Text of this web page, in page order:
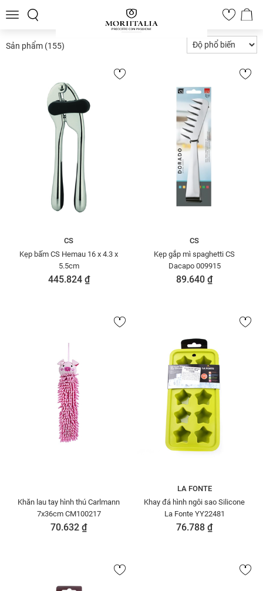
Toggle
0
Sản phẩm (155)
CS
Kẹp bấm CS Hemau 16 x 4.3 x
5.5cm
445.824 ₫
CS
Kẹp gắp mì spaghetti CS
Dacapo 009915
89.640 ₫
Khăn lau tay hình thú Carlmann
7x36cm CM100217
70.632 ₫
LA FONTE
Khay đá hình ngôi sao Silicone
La Fonte YY22481
76.788 ₫